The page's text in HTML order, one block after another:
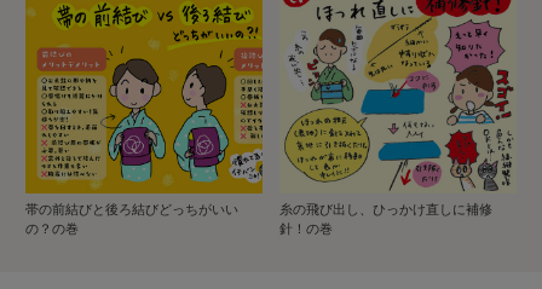
帯の前結びと後ろ結びどっちがいい
の？の巻
糸の飛び出し、ひっかけ直しに補修
針！の巻